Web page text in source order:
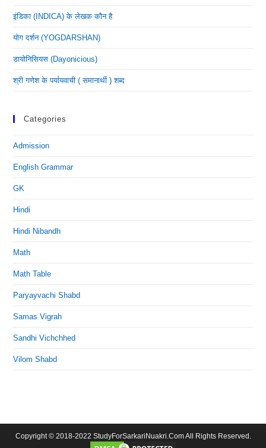
इंडिका (INDICA) के लेखक कौन है
योग दर्शन (YOGDARSHAN)
डायोनिसियस (dayonicious)
श्री गणेश के पर्यायवाची ( समानार्थी ) शब्द
Categories
Admission
English Grammar
GK
Hindi
Hindi Nibandh
Math
Math Table
Paryayvachi Shabd
Samas Vigrah
Sandhi Vichchhed
Vilom Shabd
Copyright © 2018-2022 StudyForSarkariNuakri.Com All Rights Reserved.